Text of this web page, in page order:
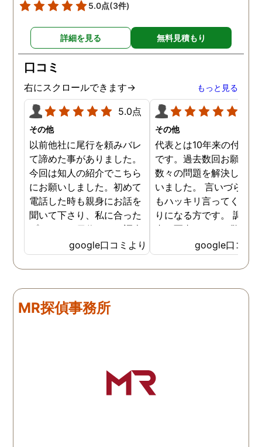
5.0点(3件)
詳細を見る 無料見積もり
口コミ
右にスクロールできます→ もっと見る
5.0点
その他
以前他社に尾行を頼みバレ
て諦めた事がありました。
今回は知人の紹介でこちら
にお願いしました。初めて
電話した時も親身にお話を
聞いて下さり、私に合った
プランで15日位かけて調査
してもらいました。 噂通り
調査も細かく、こんな所ま
でしっかり撮ってくれたん
拠で旦那と今後の話しが早
く進みそうです。また結果
かり注意してくださる方で
した。本当に感謝してま
す。また分からない事があ
google口コミより
その他
代表とは10年来の付き合
です。過去数回お願いし
数々の問題を解決しても
いました。 言いづらい
もハッキリ言ってくれて
りになる方です。 調査
書の写真もいつも驚かさ
てどうやって撮ったのか
くと面白い話し聞かせて
れますね。 問題がない
google口コミ
MR探偵事務所